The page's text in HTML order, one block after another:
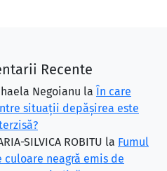
Recente
Negoianu la În care
situaţii depăşirea este
SILVICA ROBITU la Fumul
culoare neagră emis de